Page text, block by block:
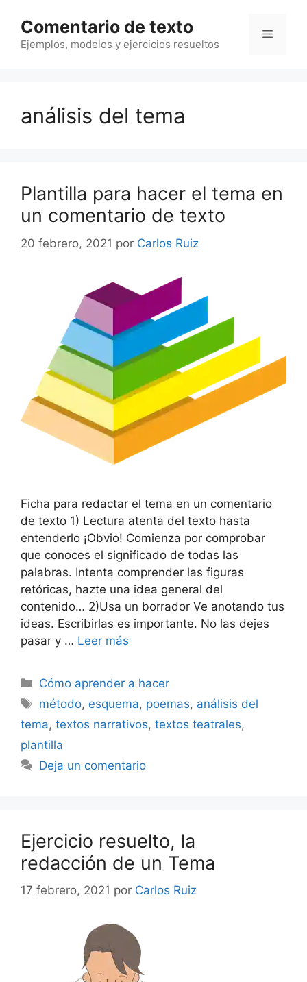
contenido
Comentario de texto
Ejemplos, modelos y ejercicios resueltos
Menú
análisis del tema
Plantilla para hacer el tema en
un comentario de texto
20 febrero, 2021 por Carlos Ruiz
Ficha para redactar el tema en un comentario
de texto 1) Lectura atenta del texto hasta
entenderlo ¡Obvio! Comienza por comprobar
que conoces el significado de todas las
palabras. Intenta comprender las figuras
retóricas, hazte una idea general del
contenido… 2)Usa un borrador Ve anotando tus
ideas. Escribirlas es importante. No las dejes
pasar y … Leer más
Categorías
Cómo aprender a hacer
Etiquetas
método, esquema, poemas, análisis del
tema, textos narrativos, textos teatrales,
plantilla
Deja un comentario
Ejercicio resuelto, la
redacción de un Tema
17 febrero, 2021 por Carlos Ruiz